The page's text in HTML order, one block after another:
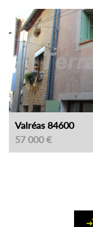
Valréas 84600
57 000 €